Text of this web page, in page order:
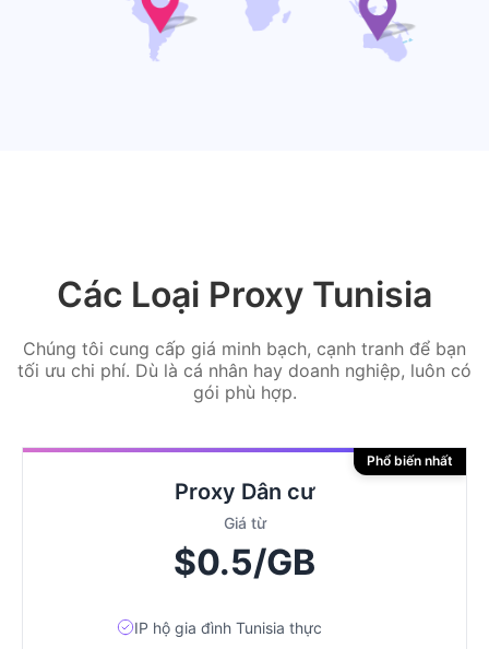
Các Loại Proxy Tunisia
Chúng tôi cung cấp giá minh bạch, cạnh tranh để bạn
tối ưu chi phí. Dù là cá nhân hay doanh nghiệp, luôn có
gói phù hợp.
Proxy Dân cư
Giá từ
$0.5/GB
IP hộ gia đình Tunisia thực
Phổ biến nhất